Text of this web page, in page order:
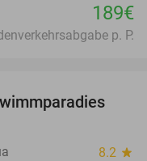
189€
p. P.
25%
8.2 star